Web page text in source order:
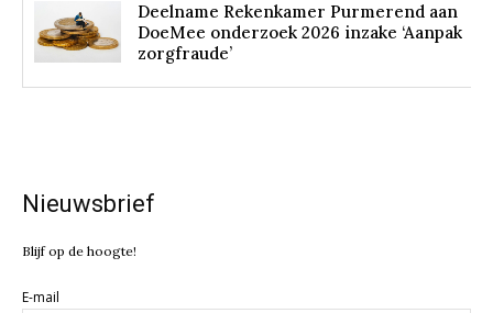
Deelname Rekenkamer Purmerend aan
DoeMee onderzoek 2026 inzake ‘Aanpak
zorgfraude’
Nieuwsbrief
Blijf op de hoogte!
E-mail